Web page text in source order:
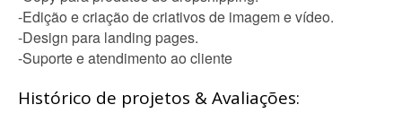
-Edição e criação de criativos de imagem e vídeo.
-Design para landing pages.
-Suporte e atendimento ao cliente
Histórico de projetos & Avaliações: